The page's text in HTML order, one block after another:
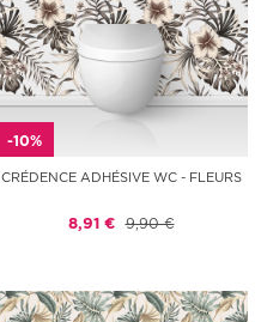
-10%
CRÉDENCE ADHÉSIVE WC - FLEURS
8,91 € 9,90 €